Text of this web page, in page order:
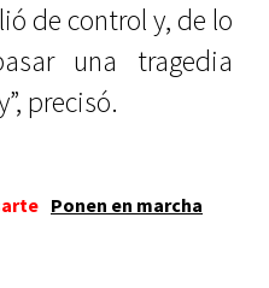
de control y, de lo
una tragedia
precisó.
Ponen en marcha